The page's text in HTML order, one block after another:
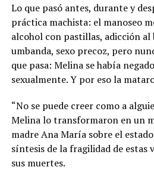
Lo que pasó antes, durante y
práctica machista: el manoseo
alcohol con pastillas, adicción
umbanda, sexo precoz, pero
que pasa: Melina se había
sexualmente. Y por eso la
“No se puede creer como a
Melina lo transformaron en un
madre Ana María sobre el
síntesis de la fragilidad de estas
sus muertes.